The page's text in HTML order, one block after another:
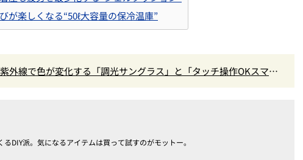
が楽しくなる“50ℓ大容量の保冷温庫”
外線で色が変化する「調光サングラス」と「タッチ操作OKスマホ
DIY派。気になるアイテムは買って試すのがモットー。